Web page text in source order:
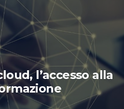
l’accesso alla